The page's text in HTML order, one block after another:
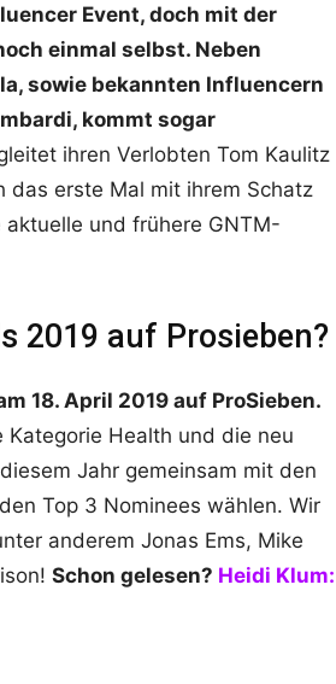
Event, doch mit der
einmal selbst. Neben
sowie bekannten Influencern
kommt sogar
ihren Verlobten Tom Kaulitz
das erste Mal mit ihrem Schatz
und frühere GNTM-
2019 auf Prosieben?
18. April 2019 auf ProSieben.
Health und die neu
Jahr gemeinsam mit den
Top 3 Nominees wählen. Wir
anderem Jonas Ems, Mike
Schon gelesen? Heidi Klum: